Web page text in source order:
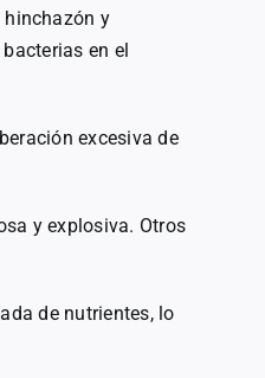
hinchazón y
en el
excesiva de
y explosiva. Otros
de nutrientes, lo